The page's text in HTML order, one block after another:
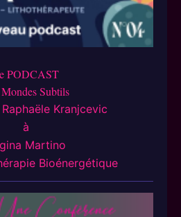
PODCAST
Subtils
Raphaële Kranjcevic
à
Martino
Bioénergétique